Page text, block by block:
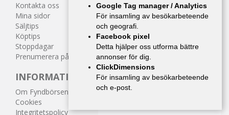
Kontakta oss
Mina sidor
Säljtips
Köptips
Stoppdagar
Prenumerera på tidningen
INFORMATION
Om Fyndbörsen
Cookies
Integritetspolicy
Google Tag manager / Analytics
För insamling av besökarbeteende
och geografi.
Facebook pixel
Detta hjälper oss utforma bättre
annonser för dig.
ClickDimensions
För insamling av besökarbeteende
och e-post.